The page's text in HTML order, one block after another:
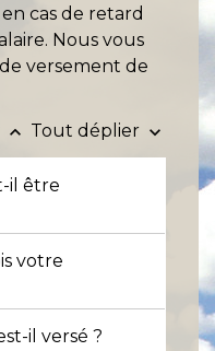
cas de retard
Nous vous
versement de
keyboard_arrow_up Tout déplier keyboard_arrow_down
il être
votre
il versé ?